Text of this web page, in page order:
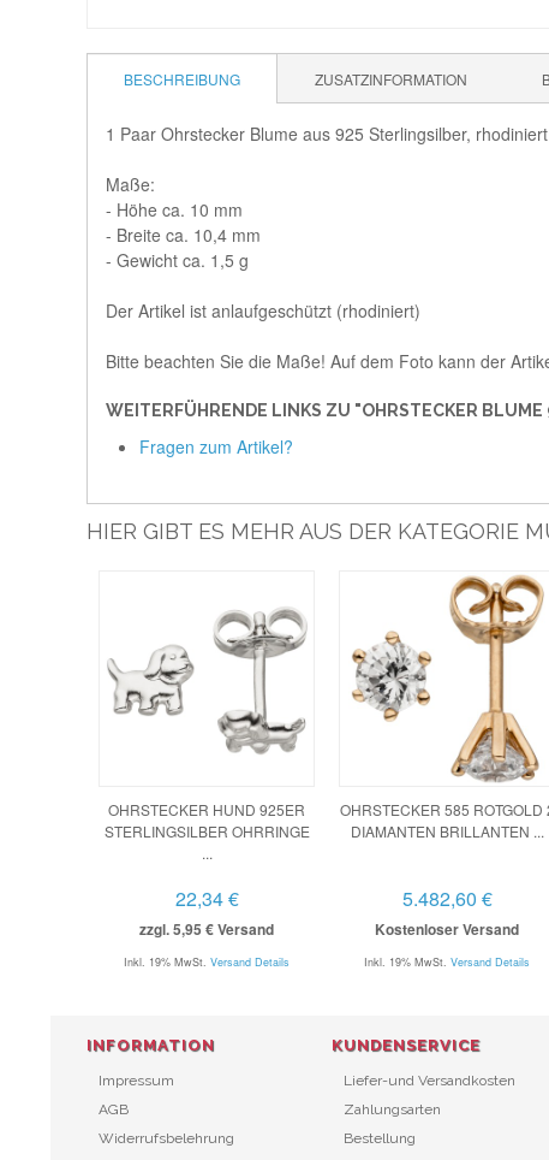
BESCHREIBUNG ZUSATZINFORMATION
1 Paar Ohrstecker Blume aus 925 Sterlingsilber,
Maße:
- Höhe ca. 10 mm
- Breite ca. 10,4 mm
- Gewicht ca. 1,5 g
Der Artikel ist anlaufgeschützt (rhodiniert)
Bitte beachten Sie die Maße! Auf dem Foto kann der
WEITERFÜHRENDE LINKS ZU "OHRSTECKER
Fragen zum Artikel?
HIER GIBT ES MEHR AUS DER KATEGORIE
OHRSTECKER HUND 925ER
STERLINGSILBER OHRRINGE
...
22,34 €
zzgl. 5,95 € Versand
Inkl. 19% MwSt. Versand Details
OHRSTECKER 585 ROTGOLD
DIAMANTEN BRILLANTEN ...
5.482,60 €
Kostenloser Versand
Inkl. 19% MwSt. Versand Details
INFORMATION
Impressum
AGB
Widerrufsbelehrung
KUNDENSERVICE
Liefer-und Versandkosten
Zahlungsarten
Bestellung